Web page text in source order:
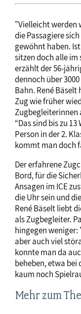
"Vielleicht werden
die Passagiere
gewöhnt haben.
sitzen doch alle im
erzählt der 56-
dennoch über
Bahn. René Bäselt
Zug wie früher
Zugbegleiterinnen
“Das sind bis zu
Person in der 2.
kommt man doch
Der erfahrene
Bord, für die
Ansagen im ICE
die Uhr sein und
René Bäselt liebt
als Zugbegleiter.
hingegen weniger:
aber auch viel
konnte man da
beheben, etwa
kaum noch
Mehr zum